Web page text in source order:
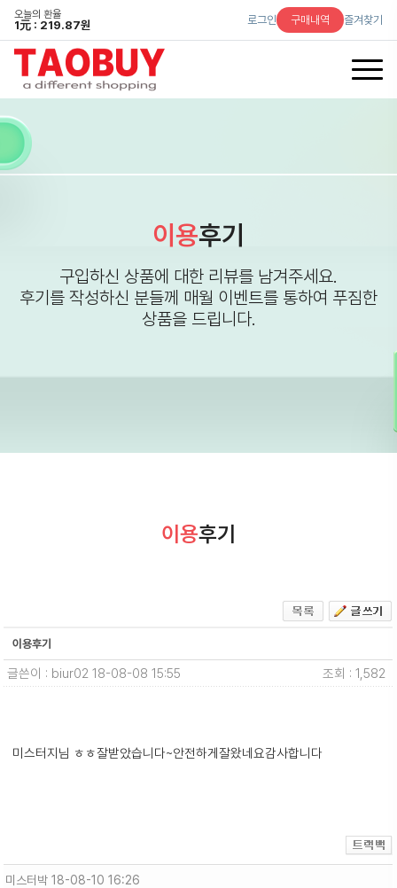
오늘의 환율
1元 : 219.87원 로그인 구매내역 즐겨찾기
이용후기
구입하신 상품에 대한 리뷰를 남겨주세요.
후기를 작성하신 분들께 매월 이벤트를 통하여 푸짐한
상품을 드립니다.
이용후기
이용후기
글쓴이 : biur0218-08-08 15:55 조회 : 1,582
미스터지님 ㅎㅎ잘받았습니다~안전하게잘왔네요감사합니다
미스터박 18-08-10 16:26